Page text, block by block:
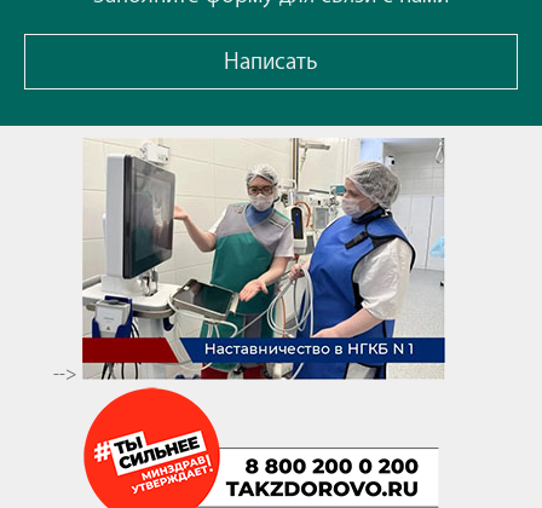
Написать
-->